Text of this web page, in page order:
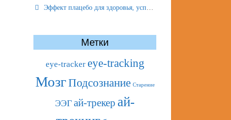
Эффект плацебо для здоровья, успеха и отношений
Метки
eye-tracker eye-tracking
МозгПодсознание Старение
ЭЭГ ай-трекер ай-